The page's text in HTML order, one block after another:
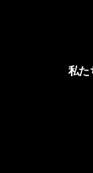
私た